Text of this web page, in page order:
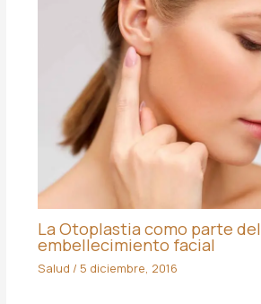
La Otoplastia como parte del
embellecimiento facial
Salud / 5 diciembre, 2016